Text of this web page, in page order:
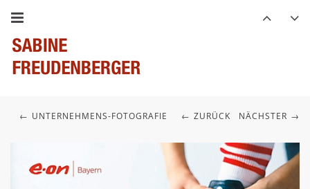
ZURÜCK NÄCHSTER
UNTERNEHMENS-FOTOGRAFIE